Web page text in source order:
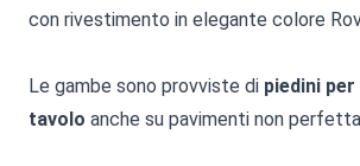
con rivestimento in elegante colore
Le gambe sono provviste di piedini per
tavolo anche su pavimenti non